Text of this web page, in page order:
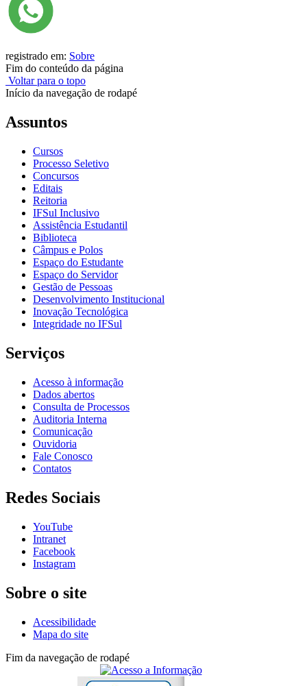
registrado em: Sobre
Fim do conteúdo da página
Voltar para o topo
Início da navegação de rodapé
Assuntos
Cursos
Processo Seletivo
Concursos
Editais
Reitoria
IFSul Inclusivo
Assistência Estudantil
Biblioteca
Câmpus e Polos
Espaço do Estudante
Espaço do Servidor
Gestão de Pessoas
Desenvolvimento Institucional
Inovação Tecnológica
Integridade no IFSul
Serviços
Acesso à informação
Dados abertos
Consulta de Processos
Auditoria Interna
Comunicação
Ouvidoria
Fale Conosco
Contatos
Redes Sociais
YouTube
Intranet
Facebook
Instagram
Sobre o site
Acessibilidade
Mapa do site
Fim da navegação de rodapé